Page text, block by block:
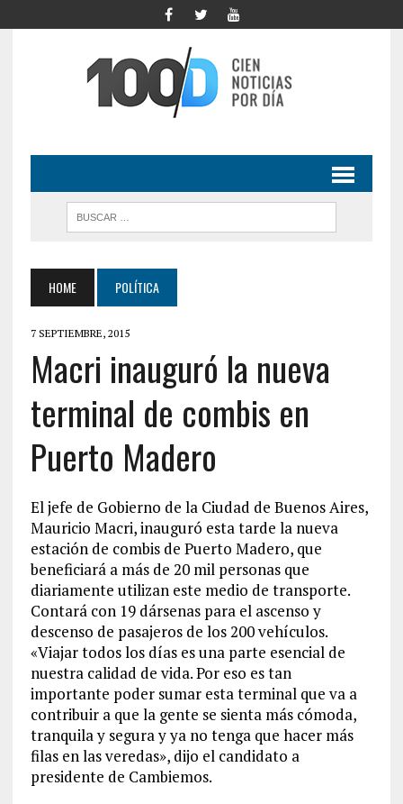
HOME POLÍTICA
7 SEPTIEMBRE, 2015
Macri inauguró la nueva
terminal de combis en
Puerto Madero
El jefe de Gobierno de la Ciudad de Buenos Aires,
Mauricio Macri, inauguró esta tarde la nueva
estación de combis de Puerto Madero, que
beneficiará a más de 20 mil personas que
diariamente utilizan este medio de transporte.
Contará con 19 dársenas para el ascenso y
descenso de pasajeros de los 200 vehículos.
«Viajar todos los días es una parte esencial de
nuestra calidad de vida. Por eso es tan
importante poder sumar esta terminal que va a
contribuir a que la gente se sienta más cómoda,
tranquila y segura y ya no tenga que hacer más
filas en las veredas», dijo el candidato a
presidente de Cambiemos.